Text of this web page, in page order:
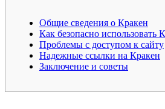
Общие сведения о Кракен
Как безопасно использовать
Проблемы с доступом к сайту
Надежные ссылки на Кракен
Заключение и советы